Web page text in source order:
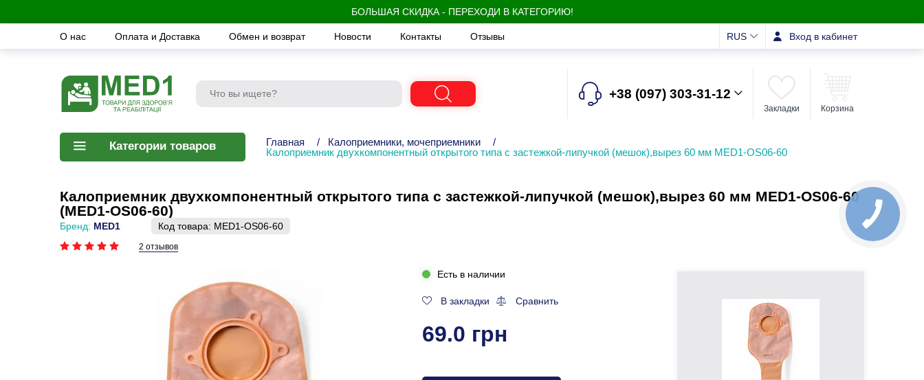
БОЛЬШАЯ СКИДКА - ПЕРЕХОДИ В КАТЕГОРИЮ!
О нас Оплата и Доставка Обмен и возврат Новости Контакты Отзывы RUS Вход в кабинет
+38 (097) 303-31-12
Закладки Корзина
Категории товаров Главная / Калоприемники, мочеприемники
/
Калоприемник двухкомпонентный открытого типа с застежкой-липучкой (мешок),вырез 60 мм MED1-OS06-60
Калоприемник двухкомпонентный открытого типа с застежкой-липучкой (мешок),вырез 60 мм MED1-OS06-60
(MED1-OS06-60)
Бренд: MED1 Код товара: MED1-OS06-60
2 отзывов
Есть в наличии
В закладки Сравнить
69.0 грн